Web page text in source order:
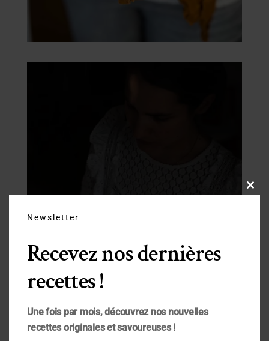
Close
Newsletter
Recevez nos dernières
recettes !
Une fois par mois, découvrez nos nouvelles
recettes originales et savoureuses !